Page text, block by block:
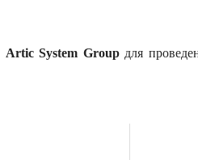
Artic System Groupдля